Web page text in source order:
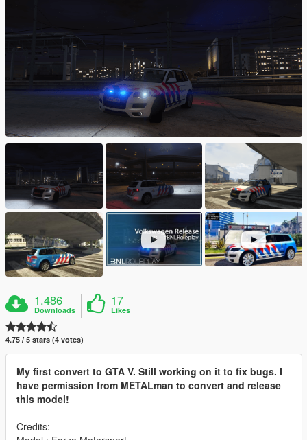
1.486
Downloads
17
Likes
4.75 / 5 stars (4 votes)
My first convert to GTA V. Still working on it to fix bugs. I
have permission from METALman to convert and release
this model!
Credits: